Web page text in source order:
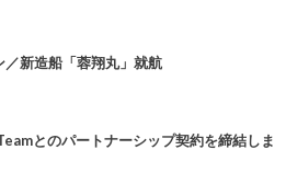
新造船「蓉翔丸」就航
とのパートナーシップ契約を締結しま